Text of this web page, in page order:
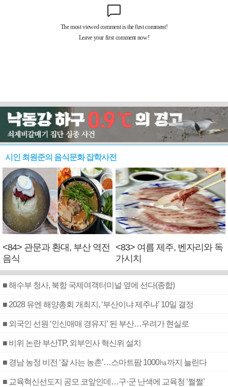
시인 최원준의 음식문화 잡학사전
<84> 관문과 환대, 부산 역전
음식
<83> 여름 제주, 벤자리와 독
가시치
■ 해수부 청사, 북항 국제여객터미널 옆에 선다(종합)
■ 2028 유엔 해양총회 개최지, ‘부산이냐 제주냐’ 10일 결정
■ 외국인 선원 ‘인신매매 경유지’ 된 부산…우려가 현실로
■ 비위 논란 부산TP, 외부인사 혁신위 설치
■ 경남 농정 비전 ‘잘 사는 농촌’…스마트팜 1000㏊까지 늘린다
■ 교육혁신선도지 공모 코앞인데…구·군 난색에 교육청 ‘쩔쩔’